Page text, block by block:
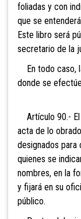
foliadas y con
que se
Este libro será
secretario de la
En todo caso,
donde se
Artículo 90.-
acta de lo
designados
quienes se
nombres, en la
y fijará en su
público.